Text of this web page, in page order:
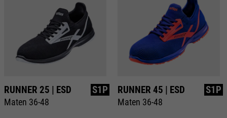
RUNNER 25 | ESD
Maten 36-48
S1P RUNNER 45 | ESD
Maten 36-48
S1P